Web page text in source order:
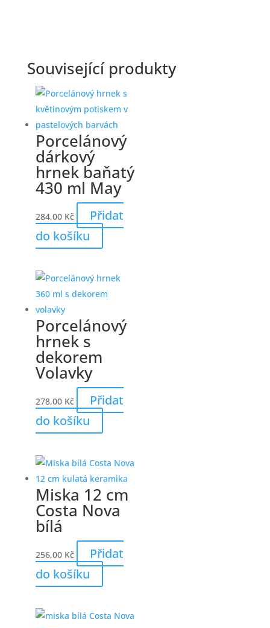
Související produkty
Porcelánový
dárkový
hrnek baňatý
430 ml May
284,00 Kč
Přidat
do košíku
Porcelánový
hrnek s
dekorem
Volavky
278,00 Kč
Přidat
do košíku
Miska 12 cm
Costa Nova
bílá
256,00 Kč
Přidat
do košíku